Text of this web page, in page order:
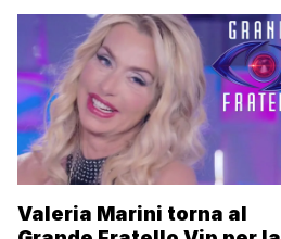
Valeria Marini torna al